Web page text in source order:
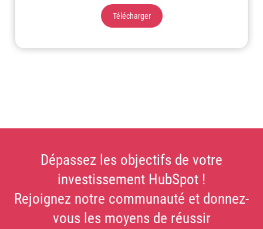
Télécharger
Dépassez les objectifs de votre
investissement HubSpot !
Rejoignez notre communauté et donnez-
vous les moyens de réussir